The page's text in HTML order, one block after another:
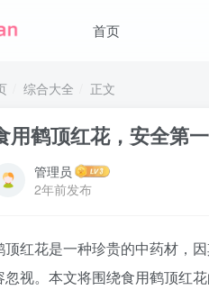
首页
综合大全 正文
用鹤顶红花，安全第
管理员
2年前发布
顶红花是一种珍贵的中药材，
忽视。本文将围绕食用鹤顶红